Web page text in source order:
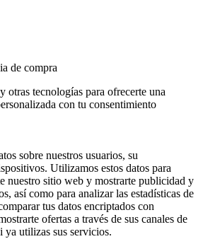
de compra
otras tecnologías para ofrecerte una
con tu consentimiento
sobre nuestros usuarios, su
Utilizamos estos datos para
nuestro sitio web y mostrarte publicidad y
así como para analizar las estadísticas de
tus datos encriptados con
ofertas a través de sus canales de
utilizas sus servicios.